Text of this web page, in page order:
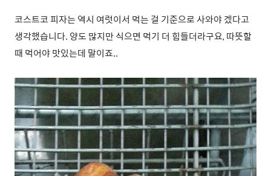
코스트코 피자는 역시 여럿이서 먹는 걸 기준으로 사와야 겠다고
생각했습니다. 양도 많지만 식으면 먹기 더 힘들더라구요, 따뜻할
때 먹어야 맛있는데 말이죠..